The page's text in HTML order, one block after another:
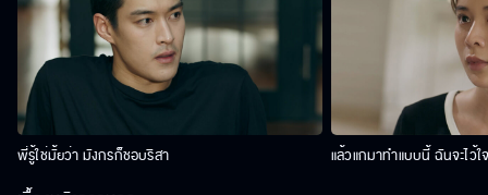
พี่รู้ใช่มั้ยว่า มังกรก็ชอบริสา แล้วแกมาทำแบบนี้ ฉันจะไว้ใ